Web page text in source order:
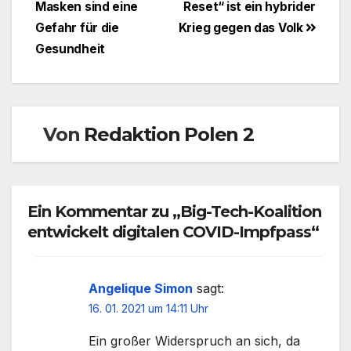
Reset“ ist ein hybrider
Krieg gegen das Volk
Masken sind eine
Gefahr für die
Gesundheit
Von Redaktion Polen 2
Ein Kommentar zu „Big-Tech-Koalition
entwickelt digitalen COVID-Impfpass“
Angelique Simon sagt:
16. 01. 2021 um 14:11 Uhr
Ein großer Widerspruch an sich, da